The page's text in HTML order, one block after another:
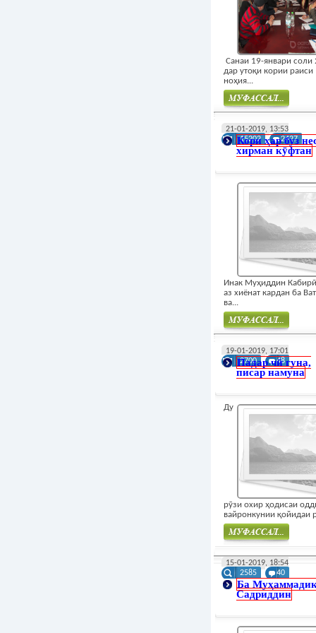
Санаи 19-январи соли
дар утоқи кории раиси
ноҳия...
21-01-2019, 13:53
15202
2427
Кори ҳар буз
хирман кӯфтан
Инак Муҳиддин
аз хиёнат кардан ба
ва...
19-01-2019, 17:01
2700
48
Падар чӣ гуна,
писар намуна
Ду
рӯзи охир ҳодисаи
вайронкунии қойидаи
Муфасал
15-01-2019, 18:54
2585
40
Ба
Садриддин